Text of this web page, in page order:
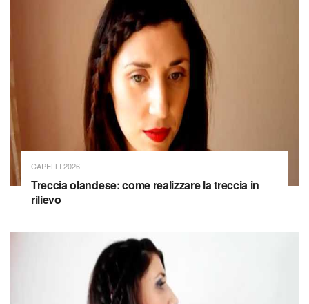
CAPELLI 2026
Treccia olandese: come realizzare la treccia in
rilievo